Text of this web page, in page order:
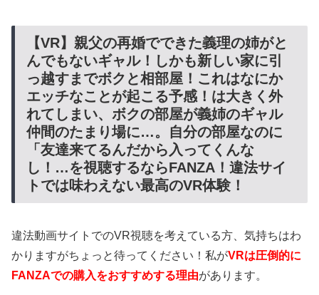
【VR】親父の再婚でできた義理の姉がと
んでもないギャル！しかも新しい家に引
っ越すまでボクと相部屋！これはなにか
エッチなことが起こる予感！は大きく外
れてしまい、ボクの部屋が義姉のギャル
仲間のたまり場に…。自分の部屋なのに
「友達来てるんだから入ってくんな
し！…を視聴するならFANZA！違法サイ
トでは味わえない最高のVR体験！
違法動画サイトでのVR視聴を考えている方、気持ちはわ
かりますがちょっと待ってください！私がVRは圧倒的に
FANZAでの購入をおすすめする理由があります。